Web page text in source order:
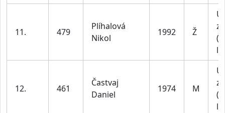
11. 479
Plíhalová
Nikol
1992 Ž
12. 461
Častvaj
Daniel
1974 M